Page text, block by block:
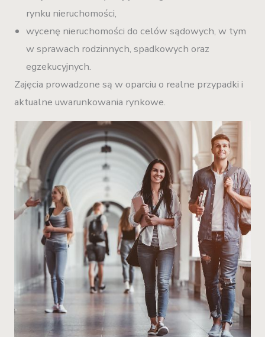
rynku nieruchomości,
wycenę nieruchomości do celów sądowych, w tym
w sprawach rodzinnych, spadkowych oraz
egzekucyjnych.
Zajęcia prowadzone są w oparciu o realne przypadki i
aktualne uwarunkowania rynkowe.